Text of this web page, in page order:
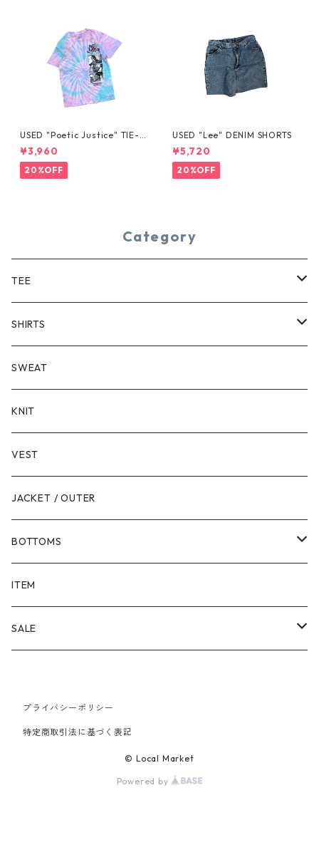
USED "Poetic Justice" TIE-D
YE TEE
¥3,960
20%OFF
USED "Lee" DENIM SHORTS
¥5,720
20%OFF
Category
TEE
SHORT SLEEVE
LONG SLEEVE
SHIRTS
SHORT SLEEVE
LONG SLEEVE
SWEAT
KNIT
VEST
JACKET / OUTER
BOTTOMS
SHORTS
PANTS
ITEM
SALE
PANTS
プライバシーポリシー
特定商取引法に基づく表記
© Local Market
Powered by